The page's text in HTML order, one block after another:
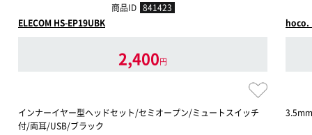
商品ID 841423
ELECOM HS-EP19UBK
2,400円
インナーイヤー型ヘッドセット/セミオープン/ミュートスイッチ
付/両耳/USB/ブラック
hoco.